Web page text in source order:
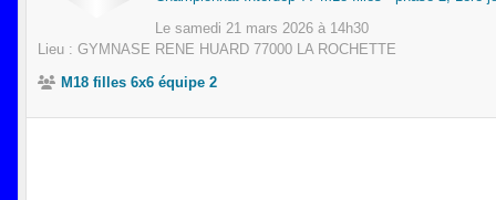
Le samedi 21 mars 2026 à 14h30
Lieu : GYMNASE RENE HUARD 77000 LA ROCHETTE
M18 filles 6x6 équipe 2